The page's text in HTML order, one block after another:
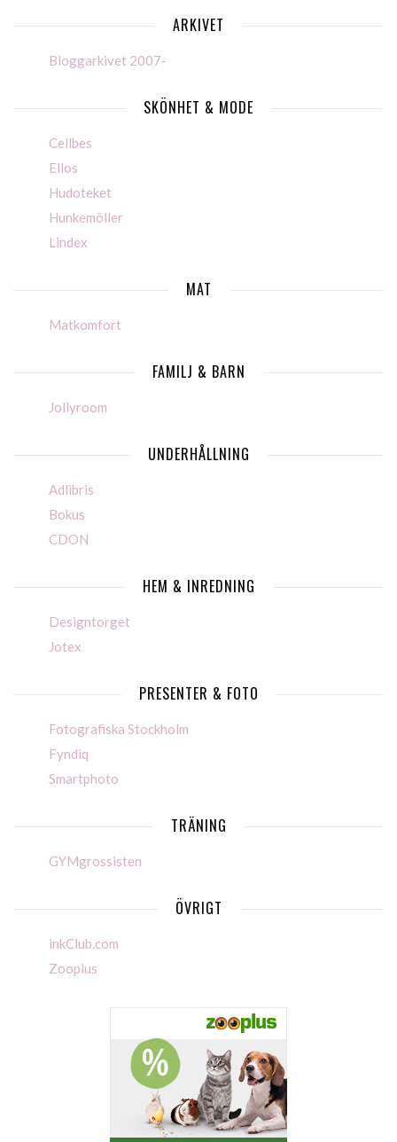
ARKIVET
Bloggarkivet 2007-
SKÖNHET & MODE
Cellbes
Ellos
Hudoteket
Hunkemöller
Lindex
MAT
Matkomfort
FAMILJ & BARN
Jollyroom
UNDERHÅLLNING
Adlibris
Bokus
CDON
HEM & INREDNING
Designtorget
Jotex
PRESENTER & FOTO
Fotografiska Stockholm
Fyndiq
Smartphoto
TRÄNING
GYMgrossisten
ÖVRIGT
inkClub.com
Zooplus